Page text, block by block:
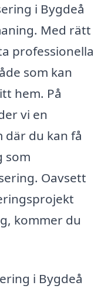
i Bygdeå
Med rätt
professionella
som kan
hem. På
vi en
du kan få
som
Oavsett
kommer du
i Bygdeå